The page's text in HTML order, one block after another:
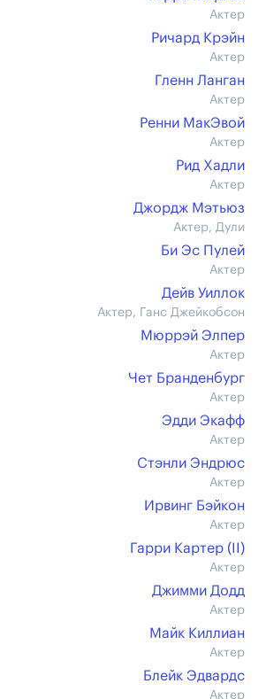
Актер
Ричард Крэйн
Актер
Гленн Ланган
Актер
Ренни МакЭвой
Актер
Рид Хадли
Актер
Джордж Мэтьюз
Актер, Дули
Би Эс Пулей
Актер
Дейв Уиллок
Актер, Ганс Джейкобсон
Мюррэй Элпер
Актер
Чет Бранденбург
Актер
Эдди Экафф
Актер
Стэнли Эндрюс
Актер
Ирвинг Бэйкон
Актер
Гарри Картер (II)
Актер
Джимми Додд
Актер
Майк Киллиан
Актер
Блейк Эдвардс
Актер